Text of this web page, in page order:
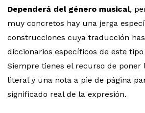
Dependerá del género musical,
muy concretos hay una jerga
construcciones cuya traducción
diccionarios específicos de este tipo
Siempre tienes el recurso de poner
literal y una nota a pie de página
significado real de la expresión.